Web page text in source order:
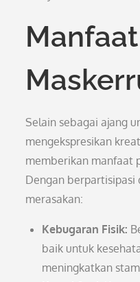
Selain sebagai ajang
mengekspresikan
memberikan manfaat
Dengan berpartisipasi
merasakan:
Kebugaran Fisik:
baik untuk
meningkatkan